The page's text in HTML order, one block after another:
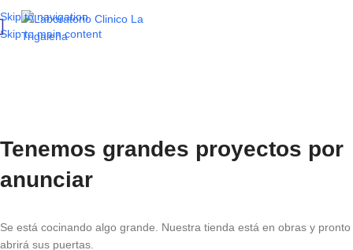
Skip to navigation
Skip to main content
Tenemos grandes proyectos por
anunciar
Se está cocinando algo grande. Nuestra tienda está en obras y pronto
abrirá sus puertas.